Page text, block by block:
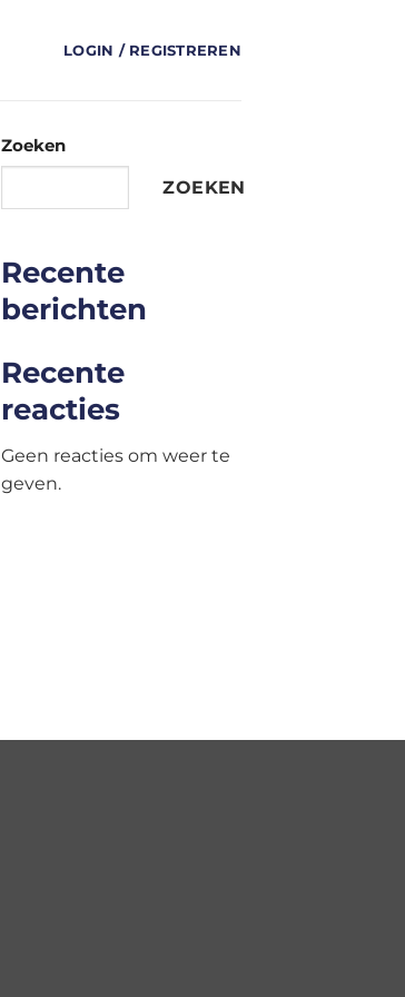
LOGIN / REGISTREREN
Zoeken
ZOEKEN
Recente
berichten
Recente
reacties
Geen reacties om weer te
geven.